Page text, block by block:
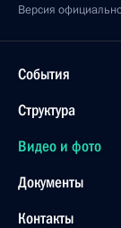
Версия
События
Структура
Видео и фото
Документы
Контакты